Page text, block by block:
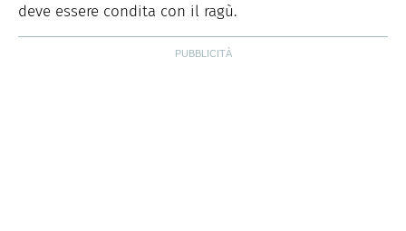
deve essere condita con il ragù.